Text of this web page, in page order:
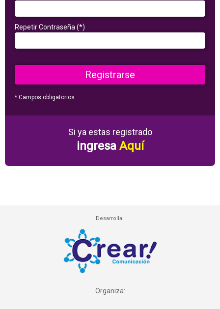
Repetir Contraseña (*)
* Campos obligatorios
Si ya estas registrado
ingresa Aquí
Desarrolla:
Organiza: